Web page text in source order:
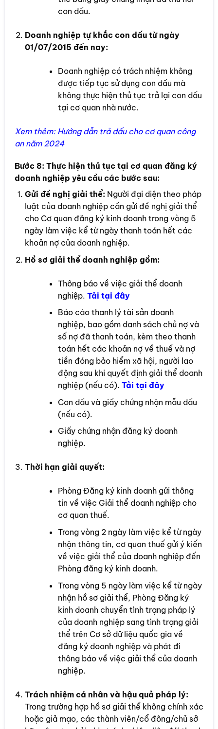
con dấu.
Doanh nghiệp tự khắc con dấu từ ngày
01/07/2015 đến nay:
Doanh nghiệp có trách nhiệm không
được tiếp tục sử dụng con dấu mà
không thực hiện thủ tục trả lại con dấu
tại cơ quan nhà nước.
Xem thêm: Hướng dẫn trả dấu cho cơ quan công
an năm 2024
Bước 8: Thực hiện thủ tục tại cơ quan đăng ký
doanh nghiệp yêu cầu các bước sau:
Gửi đề nghị giải thể: Người đại diện theo pháp
luật của doanh nghiệp cần gửi đề nghị giải thể
cho Cơ quan đăng ký kinh doanh trong vòng 5
ngày làm việc kể từ ngày thanh toán hết các
khoản nợ của doanh nghiệp.
Hồ sơ giải thể doanh nghiệp gồm:
Thông báo về việc giải thể doanh
nghiệp.Tải tại đây
Báo cáo thanh lý tài sản doanh
nghiệp, bao gồm danh sách chủ nợ và
số nợ đã thanh toán, kèm theo thanh
toán hết các khoản nợ về thuế và nợ
tiền đóng bảo hiểm xã hội, người lao
động sau khi quyết định giải thể doanh
nghiệp (nếu có).Tải tại đây
Con dấu và giấy chứng nhận mẫu dấu
(nếu có).
Giấy chứng nhận đăng ký doanh
nghiệp.
Thời hạn giải quyết:
Phòng Đăng ký kinh doanh gửi thông
tin về việc Giải thể doanh nghiệp cho
cơ quan thuế.
Trong vòng 2 ngày làm việc kể từ ngày
nhận thông tin, cơ quan thuế gửi ý kiến
về việc giải thể của doanh nghiệp đến
Phòng đăng ký kinh doanh.
Trong vòng 5 ngày làm việc kể từ ngày
nhận hồ sơ giải thể, Phòng Đăng ký
kinh doanh chuyển tình trạng pháp lý
của doanh nghiệp sang tình trạng giải
thể trên Cơ sở dữ liệu quốc gia về
đăng ký doanh nghiệp và phát đi
thông báo về việc giải thể của doanh
nghiệp.
Trách nhiệm cá nhân và hậu quả pháp lý:
Trong trường hợp hồ sơ giải thể không chính xác
hoặc giả mạo, các thành viên/cổ đông/chủ sở